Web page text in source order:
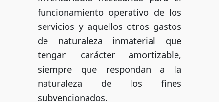
funcionamiento operativo de los
servicios y aquellos otros gastos
de naturaleza inmaterial que
tengan carácter amortizable,
siempre que respondan a la
naturaleza de los fines
subvencionados.